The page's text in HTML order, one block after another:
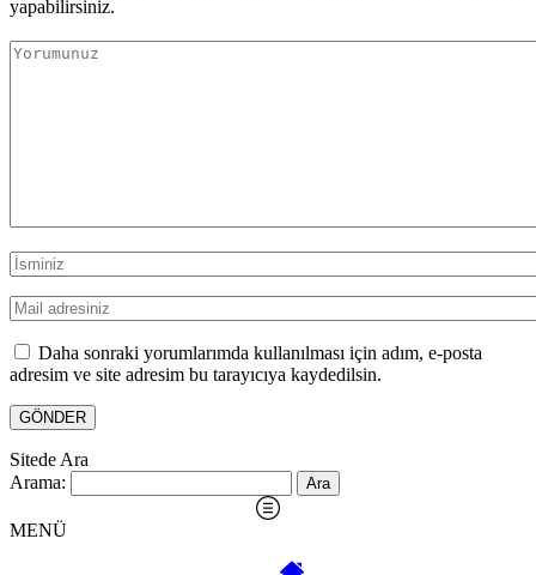
yapabilirsiniz.
Daha sonraki yorumlarımda kullanılması için adım, e-posta
adresim ve site adresim bu tarayıcıya kaydedilsin.
Sitede Ara
Arama:
MENÜ